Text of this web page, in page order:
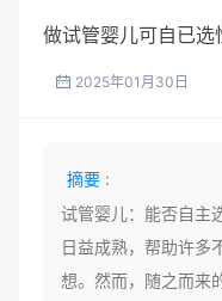
做试管婴儿可自已选
2025年01月30日
摘要 :
试管婴儿：能否自主
日益成熟，帮助许多
想。然而，随之而来